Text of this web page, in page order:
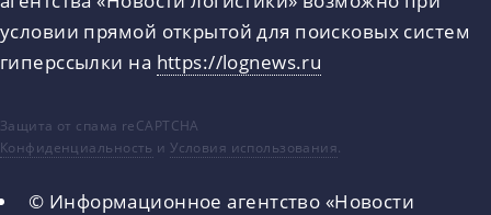
условии прямой открытой для поисковых систем
гиперссылки на https://lognews.ru
Защита от спама reCAPTCHA
Конфиденциальность иУсловия использования.
© Информационное агентство «Новости